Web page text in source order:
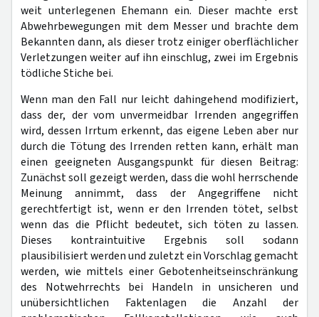
weit unterlegenen Ehemann ein. Dieser machte erst
Abwehrbewegungen mit dem Messer und brachte dem
Bekannten dann, als dieser trotz einiger oberflächlicher
Verletzungen weiter auf ihn einschlug, zwei im Ergebnis
tödliche Stiche bei.
Wenn man den Fall nur leicht dahingehend modifiziert,
dass der, der vom unvermeidbar Irrenden angegriffen
wird, dessen Irrtum erkennt, das eigene Leben aber nur
durch die Tötung des Irrenden retten kann, erhält man
einen geeigneten Ausgangspunkt für diesen Beitrag:
Zunächst soll gezeigt werden, dass die wohl herrschende
Meinung annimmt, dass der Angegriffene nicht
gerechtfertigt ist, wenn er den Irrenden tötet, selbst
wenn das die Pflicht bedeutet, sich töten zu lassen.
Dieses kontraintuitive Ergebnis soll sodann
plausibilisiert werden und zuletzt ein Vorschlag gemacht
werden, wie mittels einer Gebotenheitseinschränkung
des Notwehrrechts bei Handeln in unsicheren und
unübersichtlichen Faktenlagen die Anzahl der